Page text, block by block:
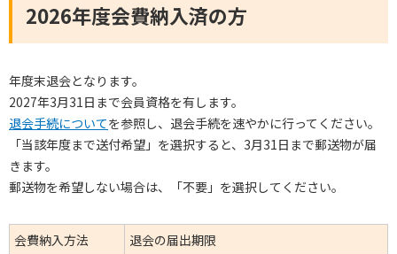
2026年度会費納入済の方
年度末退会となります。
2027年3月31日まで会員資格を有します。
退会手続についてを参照し、退会手続を速やかに行ってください。
「当該年度まで送付希望」を選択すると、3月31日まで郵送物が届
きます。
郵送物を希望しない場合は、「不要」を選択してください。
会費納入方法
退会の届出期限